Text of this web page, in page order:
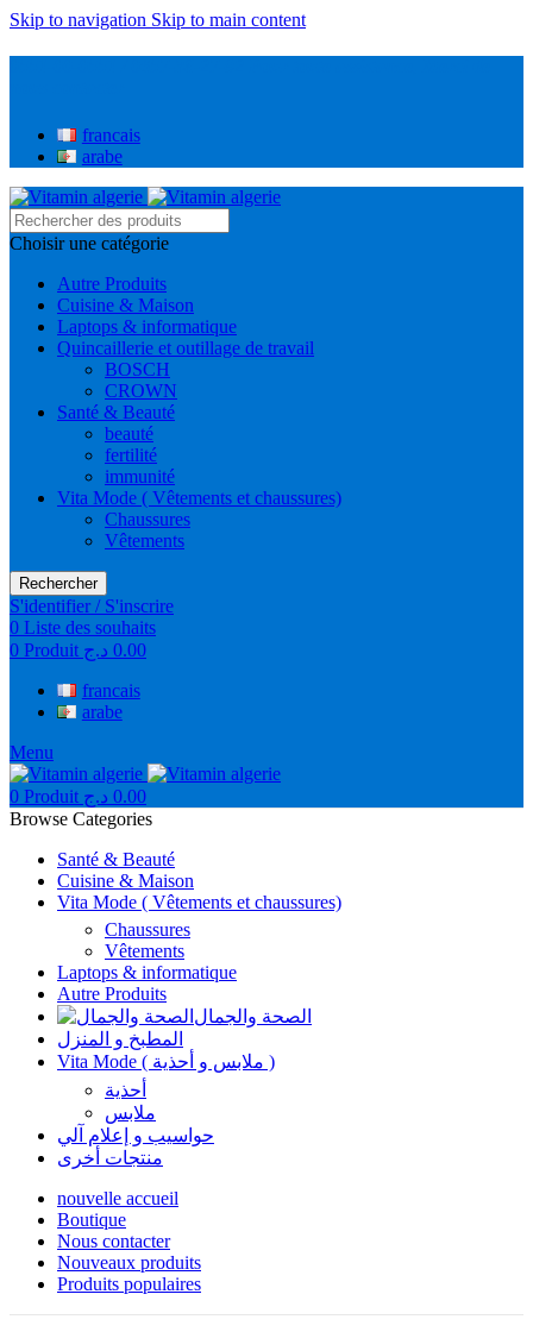
Skip to navigation Skip to main content
francais
arabe
Choisir une catégorie
Autre Produits
Cuisine & Maison
Laptops & informatique
Quincaillerie et outillage de travail
BOSCH
CROWN
Santé & Beauté
beauté
fertilité
immunité
Vita Mode ( Vêtements et chaussures)
Chaussures
Vêtements
Rechercher
S'identifier / S'inscrire
0 Liste des souhaits
0 Produit 0.00 د.ج
francais
arabe
Menu
0 Produit 0.00 د.ج
Browse Categories
Santé & Beauté
Cuisine & Maison
Vita Mode ( Vêtements et chaussures)
Chaussures
Vêtements
Laptops & informatique
Autre Produits
الصحة والجمال
المطبخ و المنزل
Vita Mode ( ملابس و أحذية )
أحذية
ملابس
حواسيب و إعلام آلي
منتجات أخرى
nouvelle accueil
Boutique
Nous contacter
Nouveaux produits
Produits populaires